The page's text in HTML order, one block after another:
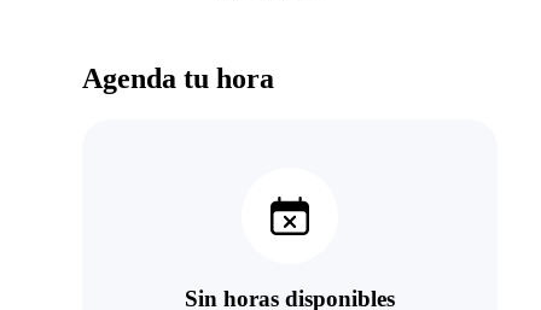
Agenda tu hora
Sin horas disponibles